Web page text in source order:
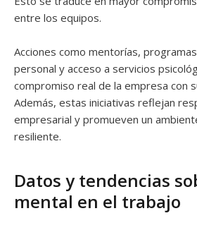
entre los equipos.
Acciones como mentorías,
personal y acceso a servicios
compromiso real de la empresa con
Además, estas iniciativas reflejan
empresarial y promueven un
resiliente.
Datos y tendencias
mental en el trabajo